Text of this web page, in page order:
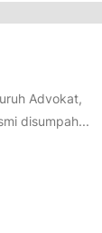
Advokat,
disumpah...